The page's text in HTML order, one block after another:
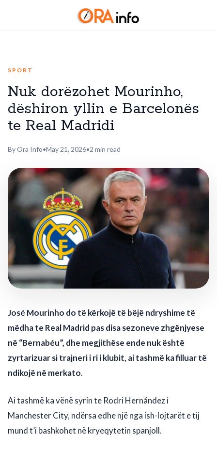
SPORT
Nuk dorëzohet Mourinho,
dëshiron yllin e Barcelonës
te Real Madridi
By Ora Info•May 21, 2026•2 min read
José Mourinho do të kërkojë të bëjë ndryshime të
mëdha te Real Madrid pas disa sezoneve zhgënjyese
në “Bernabéu”, dhe megjithëse ende nuk është
zyrtarizuar si trajneri i ri i klubit, ai tashmë ka filluar të
ndikojë në merkato.
Ai tashmë ka vënë syrin te Rodri Hernández i
Manchester City, ndërsa edhe një nga ish-lojtarët e tij
mund t’i bashkohet në kryeqytetin spanjoll.